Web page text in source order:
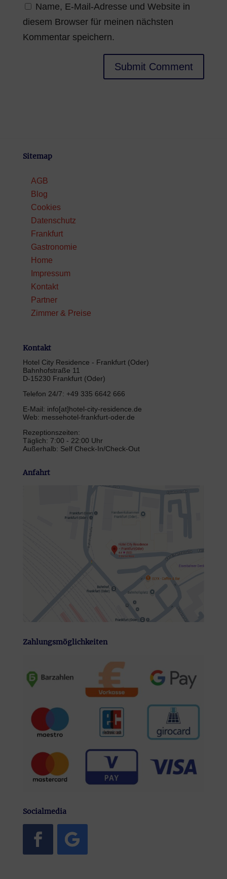
Name, E-Mail-Adresse und Website in
diesem Browser für meinen nächsten
Kommentar speichern.
Sitemap
AGB
Blog
Cookies
Datenschutz
Frankfurt
Gastronomie
Home
Impressum
Kontakt
Partner
Zimmer & Preise
Kontakt
Hotel City Residence - Frankfurt (Oder)
Bahnhofstraße 11
D-15230 Frankfurt (Oder)
Telefon 24/7: +49 335 6642 666
E-Mail: info[at]hotel-city-residence.de
Web: messehotel-frankfurt-oder.de
Rezeptionszeiten:
Täglich: 7:00 - 22:00 Uhr
Außerhalb: Self Check-In/Check-Out
Anfahrt
Zahlungsmöglichkeiten
Socialmedia